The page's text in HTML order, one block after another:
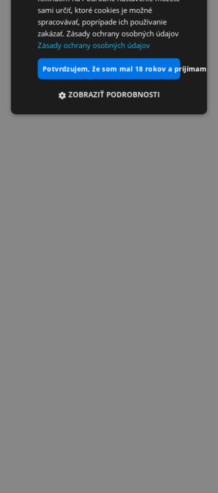
sami určiť, ktoré cookies je možné
spracovávať, poprípade ich používanie
zakázať. Zásady ochrany osobných údajov
Zásady ochrany osobných údajov
potvrdzujem, že som mal 18 rokov a prijímam
ZOBRAZIŤ PODROBNOSTI